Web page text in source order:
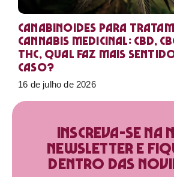
Canabinoides para
cannabis medicinal: CBD,
THC, qual faz mais
caso?
16 de julho de 2026
Inscreva-se na
newsletter e
dentro das